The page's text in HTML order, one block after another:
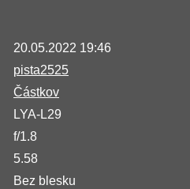
20.05.2022 19:46
pista2525
Částkov
LYA-L29
f/1.8
5.58
Bez blesku